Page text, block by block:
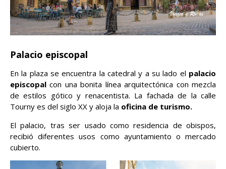
Palacio episcopal
En la plaza se encuentra la catedral y a su lado el palacio
episcopal con una bonita línea arquitectónica con mezcla
de estilos gótico y renacentista. La fachada de la calle
Tourny es del siglo XX y aloja la oficina de turismo.
El palacio, tras ser usado como residencia de obispos,
recibió diferentes usos como ayuntamiento o mercado
cubierto.